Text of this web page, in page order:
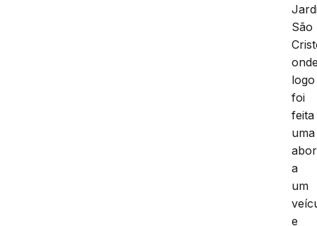
São
logo
foi
feita
uma
a
um
e